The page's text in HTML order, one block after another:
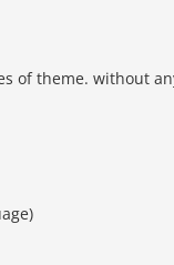
of theme. without